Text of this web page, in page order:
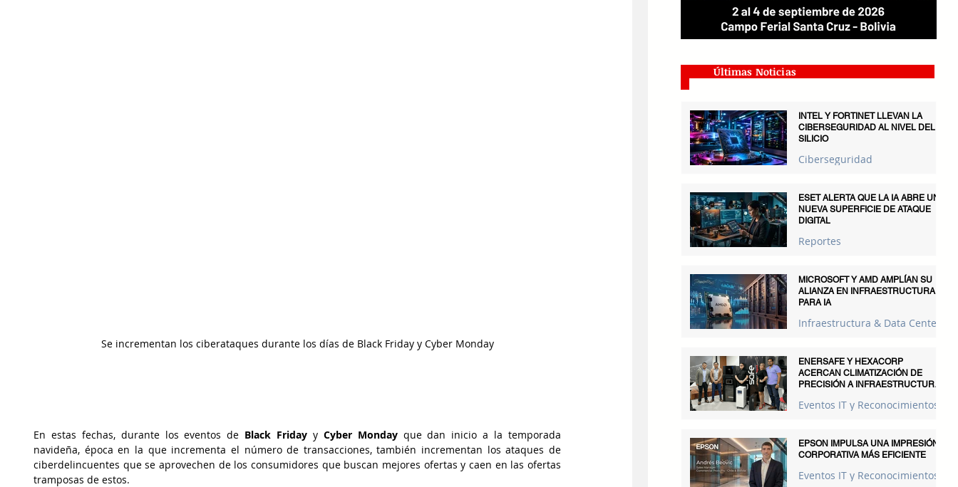
Se incrementan los ciberataques durante los días de Black Friday y Cyber Monday
En estas fechas, durante los eventos de Black Friday y Cyber Monday que dan inicio a la temporada
navideña, época en la que incrementa el número de transacciones, también incrementan los ataques de
ciberdelincuentes que se aprovechen de los consumidores que buscan mejores ofertas y caen en las ofertas
tramposas de estos.
Últimas Noticias
INTEL Y FORTINET LLEVAN LA
CIBERSEGURIDAD AL NIVEL DEL
SILICIO
Ciberseguridad
ESET ALERTA QUE LA IA ABRE UNA
NUEVA SUPERFICIE DE ATAQUE
DIGITAL
Reportes
MICROSOFT Y AMD AMPLÍAN SU
ALIANZA EN INFRAESTRUCTURA
PARA IA
Infraestructura & Data Centers
ENERSAFE Y HEXACORP
ACERCAN CLIMATIZACIÓN DE
PRECISIÓN A INFRAESTRUCTURAS
Eventos IT y Reconocimientos
EPSON IMPULSA UNA IMPRESIÓN
CORPORATIVA MÁS EFICIENTE
Eventos IT y Reconocimientos